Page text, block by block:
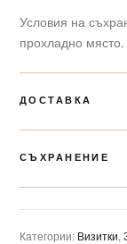
Условия на
прохладно място.
ДОСТАВКА
СЪХРАНЕНИЕ
Категории: Визитки,